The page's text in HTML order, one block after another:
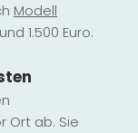
Modell
1.500 Euro.
Ort ab. Sie